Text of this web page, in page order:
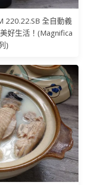
220.22.SB 全自動義
好生活！(Magnifica
)